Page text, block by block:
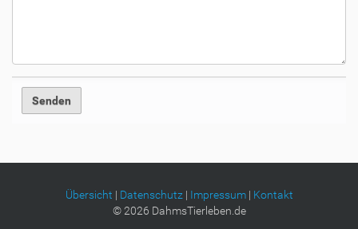
Übersicht | Datenschutz| Impressum| Kontakt
©2026 DahmsTierleben.de